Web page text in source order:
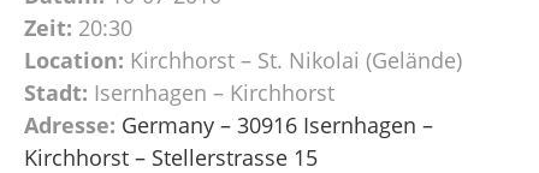
Zeit: 20:30
Location: Kirchhorst – St. Nikolai (Gelände)
Stadt: Isernhagen – Kirchhorst
Adresse: Germany – 30916 Isernhagen –
Kirchhorst – Stellerstrasse 15